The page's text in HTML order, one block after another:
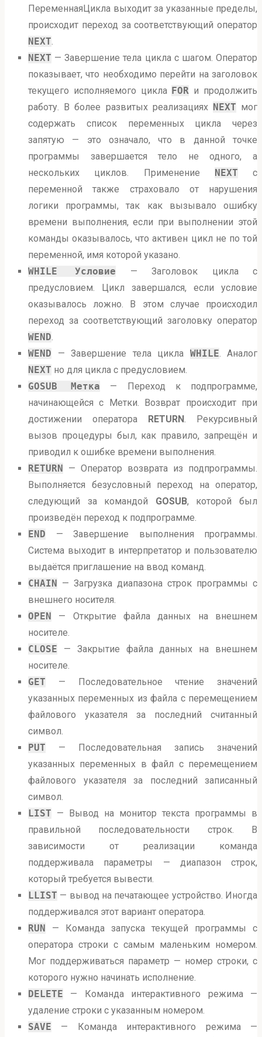
ПеременнаяЦикла выходит за указанные пределы,
происходит переход за соответствующий оператор
NEXT.
NEXT — Завершение тела цикла с шагом. Оператор
показывает, что необходимо перейти на заголовок
текущего исполняемого цикла FOR и продолжить
работу. В более развитых реализациях NEXT мог
содержать список переменных цикла через
запятую — это означало, что в данной точке
программы завершается тело не одного, а
нескольких циклов. Применение
NEXT с
переменной также страховало от нарушения
логики программы, так как вызывало ошибку
времени выполнения, если при выполнении этой
команды оказывалось, что активен цикл не по той
переменной, имя которой указано.
WHILE Условие — Заголовок цикла с
предусловием. Цикл завершался, если условие
оказывалось ложно. В этом случае происходил
переход за соответствующий заголовку оператор
WEND.
WEND — Завершение тела цикла WHILE. Аналог
NEXT но для цикла с предусловием.
GOSUB Метка — Переход к подпрограмме,
начинающейся с Метки. Возврат происходит при
достижении оператора
RETURN. Рекурсивный
вызов процедуры был, как правило, запрещён и
приводил к ошибке времени выполнения.
RETURN
— Оператор возврата из подпрограммы.
Выполняется безусловный переход на оператор,
следующий за командой GOSUB, которой был
произведён переход к подпрограмме.
END — Завершение выполнения программы.
Система выходит в интерпретатор и пользователю
выдаётся приглашение на ввод команд.
CHAIN
— Загрузка диапазона строк программы с
внешнего носителя.
OPEN
— Открытие файла данных на внешнем
носителе.
CLOSE — Закрытие файла данных на внешнем
носителе.
GET — Последовательное чтение значений
указанных переменных из файла с перемещением
файлового указателя за последний считанный
символ.
PUT — Последовательная запись значений
указанных переменных в файл с перемещением
файлового указателя за последний записанный
символ.
LIST — Вывод на монитор текста программы в
правильной последовательности строк. В
зависимости от реализации команда
поддерживала параметры — диапазон строк,
который требуется вывести.
LLIST — вывод на печатающее устройство. Иногда
поддерживался этот вариант оператора.
RUN
— Команда запуска текущей программы с
оператора строки с самым маленьким номером.
Мог поддерживаться параметр — номер строки, с
которого нужно начинать исполнение.
DELETE — Команда интерактивного режима —
удаление строки с указанным номером.
SAVE — Команда интерактивного режима —